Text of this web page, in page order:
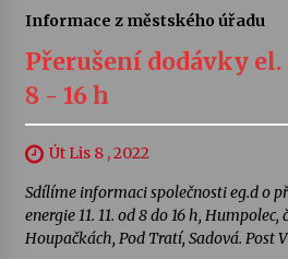
Informace z městského úřadu
Přerušení dodávky el.
8 - 16 h
Út Lis 8 , 2022
Sdílíme informaci společnosti eg.d o
energie 11. 11. od 8 do 16 h, Humpolec,
Houpačkách, Pod Tratí, Sadová. Post